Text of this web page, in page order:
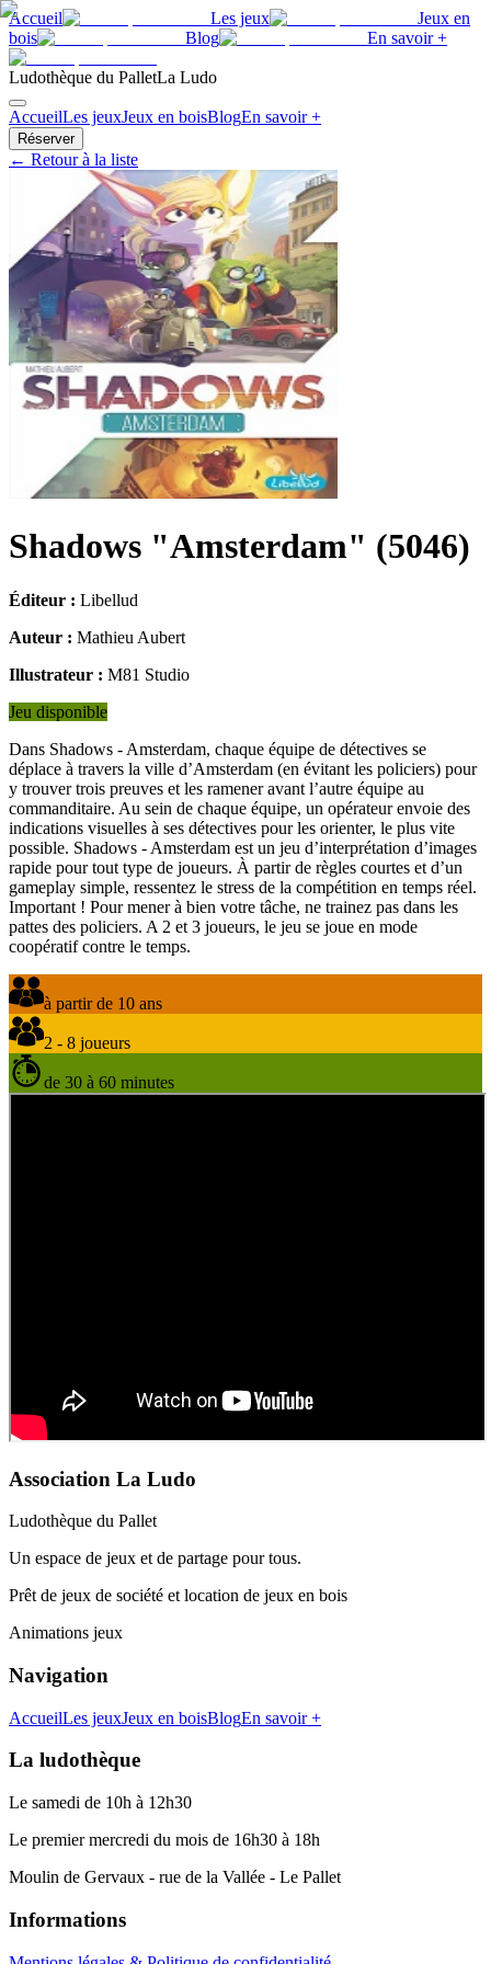
Accueil Les jeux
Jeux en
bois
Blog En savoir +
Ludothèque du PalletLa Ludo
AccueilLes jeuxJeux en boisBlogEn savoir +
Réserver
← Retour à la liste
Shadows "Amsterdam" (5046)
Éditeur : Libellud
Auteur : Mathieu Aubert
Illustrateur : M81 Studio
Jeu disponible
Dans Shadows - Amsterdam, chaque équipe de détectives se
déplace à travers la ville d’Amsterdam (en évitant les policiers) pour
y trouver trois preuves et les ramener avant l’autre équipe au
commanditaire. Au sein de chaque équipe, un opérateur envoie des
indications visuelles à ses détectives pour les orienter, le plus vite
possible. Shadows - Amsterdam est un jeu d’interprétation d’images
rapide pour tout type de joueurs. À partir de règles courtes et d’un
gameplay simple, ressentez le stress de la compétition en temps réel.
Important ! Pour mener à bien votre tâche, ne trainez pas dans les
pattes des policiers. A 2 et 3 joueurs, le jeu se joue en mode
coopératif contre le temps.
à partir de 10 ans
2 - 8 joueurs
de 30 à 60 minutes
Association La Ludo
Ludothèque du Pallet
Un espace de jeux et de partage pour tous.
Prêt de jeux de société et location de jeux en bois
Animations jeux
Navigation
AccueilLes jeuxJeux en boisBlogEn savoir +
La ludothèque
Le samedi de 10h à 12h30
Le premier mercredi du mois de 16h30 à 18h
Moulin de Gervaux - rue de la Vallée - Le Pallet
Informations